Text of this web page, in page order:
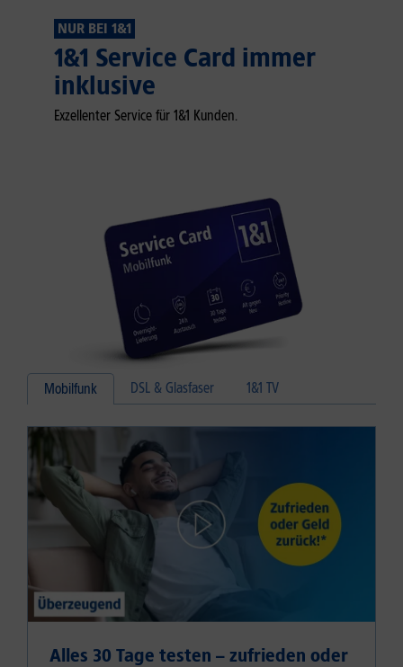
NUR BEI 1&1
1&1 Service Card immer
inklusive
Exzellenter Service für 1&1 Kunden.
Mobilfunk DSL & Glasfaser 1&1 TV
Alles 30 Tage testen – zufrieden oder